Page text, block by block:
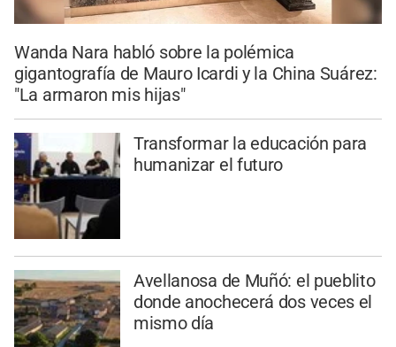
Wanda Nara habló sobre la polémica
gigantografía de Mauro Icardi y la China Suárez:
"La armaron mis hijas"
Transformar la educación para
humanizar el futuro
Avellanosa de Muñó: el pueblito
donde anochecerá dos veces el
mismo día